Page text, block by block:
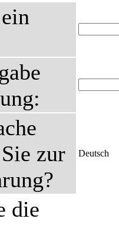
zur
Deutsch
die